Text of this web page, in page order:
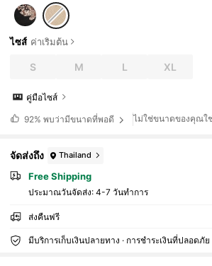
ไซส์ ค่าเริ่มต้น
S M L XL
คู่มือไซส์
92% พบว่ามีขนาดที่พอดี ไม่ใช่ขนาดของคุณใ
จัดส่งถึง Thailand
Free Shipping
ประมาณวันจัดส่ง: 4-7 วันทำการ
ส่งคืนฟรี